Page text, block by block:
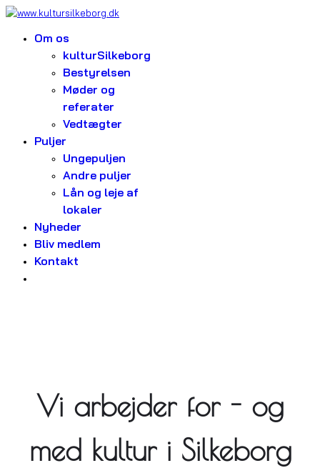
Om os
kulturSilkeborg
Bestyrelsen
Møder og
referater
Vedtægter
Puljer
Ungepuljen
Andre puljer
Lån og leje af
lokaler
Nyheder
Bliv medlem
Kontakt
Vi arbejder for - og
med kultur i Silkeborg